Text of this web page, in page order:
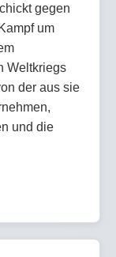
gegen
um
Weltkriegs
der aus sie
und die